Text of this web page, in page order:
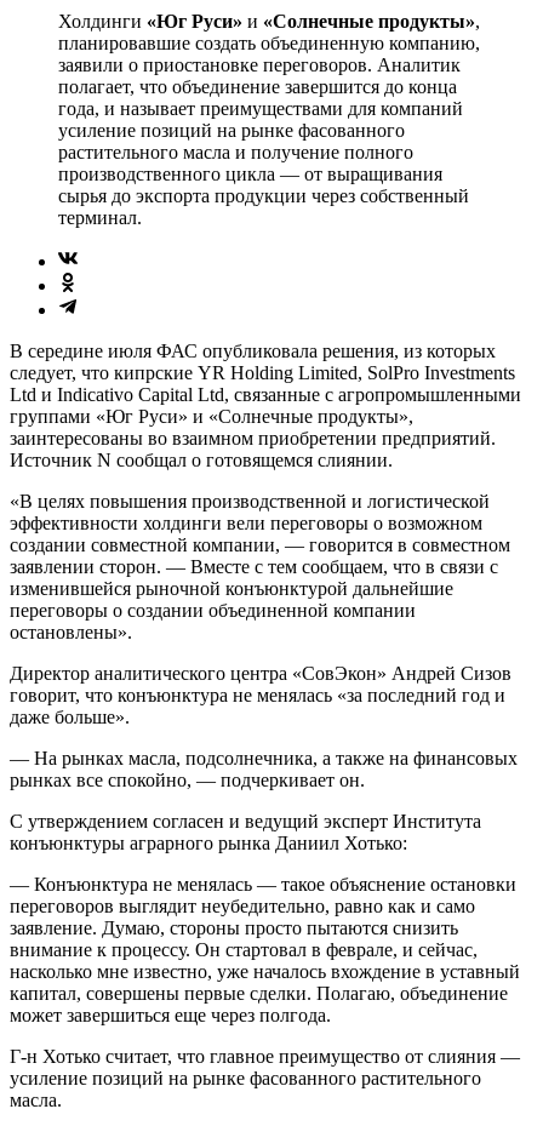
Холдинги «Юг Руси» и «Солнечные продукты»,
планировавшие создать объединенную компанию,
заявили о приостановке переговоров. Аналитик
полагает, что объединение завершится до конца
года, и называет преимуществами для компаний
усиление позиций на рынке фасованного
растительного масла и получение полного
производственного цикла — от выращивания
сырья до экспорта продукции через собственный
терминал.
В середине июля ФАС опубликовала решения, из которых
следует, что кипрские YR Holding Limited, SolPro Investments
Ltd и Indicativo Capital Ltd, связанные с агропромышленными
группами «Юг Руси» и «Солнечные продукты»,
заинтересованы во взаимном приобретении предприятий.
Источник N сообщал о готовящемся слиянии.
«В целях повышения производственной и логистической
эффективности холдинги вели переговоры о возможном
создании совместной компании, — говорится в совместном
заявлении сторон. — Вместе с тем сообщаем, что в связи с
изменившейся рыночной конъюнктурой дальнейшие
переговоры о создании объединенной компании
остановлены».
Директор аналитического центра «СовЭкон» Андрей Сизов
говорит, что конъюнктура не менялась «за последний год и
даже больше».
— На рынках масла, подсолнечника, а также на финансовых
рынках все спокойно, — подчеркивает он.
С утверждением согласен и ведущий эксперт Института
конъюнктуры аграрного рынка Даниил Хотько:
— Конъюнктура не менялась — такое объяснение остановки
переговоров выглядит неубедительно, равно как и само
заявление. Думаю, стороны просто пытаются снизить
внимание к процессу. Он стартовал в феврале, и сейчас,
насколько мне известно, уже началось вхождение в уставный
капитал, совершены первые сделки. Полагаю, объединение
может завершиться еще через полгода.
Г-н Хотько считает, что главное преимущество от слияния —
усиление позиций на рынке фасованного растительного
масла.